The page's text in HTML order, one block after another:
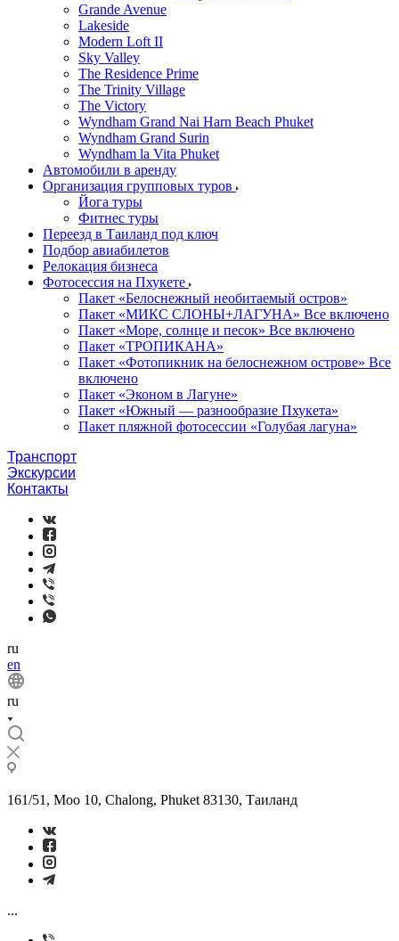
Grande Avenue
Lakeside
Modern Loft II
Sky Valley
The Residence Prime
The Trinity Village
The Victory
Wyndham Grand Nai Harn Beach Phuket
Wyndham Grand Surin
Wyndham la Vita Phuket
Автомобили в аренду
Организация групповых туров
Йога туры
Фитнес туры
Переезд в Таиланд под ключ
Подбор авиабилетов
Релокация бизнеса
Фотоcессия на Пхукете
Пакет «Белоснежный необитаемый остров»
Пакет «МИКС СЛОНЫ+ЛАГУНА» Все включено
Пакет «Море, солнце и песок» Все включено
Пакет «ТРОПИКАНА»
Пакет «Фотопикник на белоснежном острове» Все
включено
Пакет «Эконом в Лагуне»
Пакет «Южный — разнообразие Пхукета»
Пакет пляжной фотосессии «Голубая лагуна»
Транспорт
Экскурсии
Контакты
ru
en
ru
161/51, Moo 10, Chalong, Phuket 83130, Таиланд
...